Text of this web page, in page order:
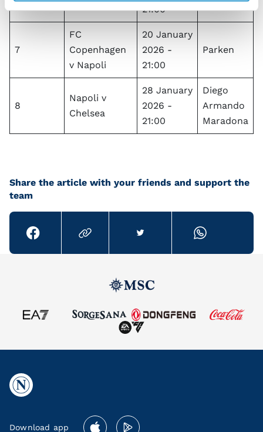
21:00
7
FC
Copenhagen
v Napoli
20 January
2026 -
21:00
Parken
8
Napoli v
Chelsea
28 January
2026 -
21:00
Diego
Armando
Maradona
Share the article with your friends and support the
team
Download app